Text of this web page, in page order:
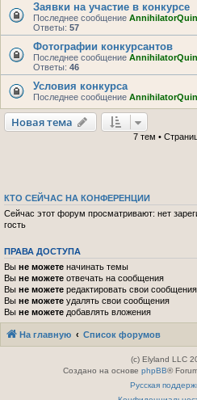
Заявки на участие в конкурсе
Последнее сообщение AnnihilatorQuin
Ответы: 57
Фотографии конкурсантов
Последнее сообщение AnnihilatorQuin
Ответы: 46
Условия конкурса
Последнее сообщение AnnihilatorQuin
Новая тема
7 тем •
КТО СЕЙЧАС НА КОНФЕРЕНЦИИ
Сейчас этот форум просматривают: нет
гость
ПРАВА ДОСТУПА
Вы не можете начинать темы
Вы не можете отвечать на сообщения
Вы не можете редактировать свои сообщения
Вы не можете удалять свои сообщения
Вы не можете добавлять вложения
На главную Список форумов
(c) Elyland LLC
Создано на основе phpBB®
Русская